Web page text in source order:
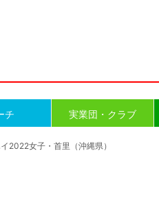
チ 実業団・クラブ
2022女子・首里（沖縄県）